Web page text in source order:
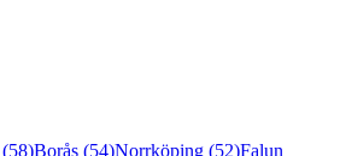
(58)Borås (54)Norrköping (52)Falun